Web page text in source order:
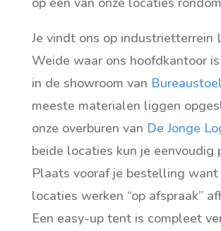
Je vindt ons op industrietterrein
Weide waar ons hoofdkantoor
in de showroom van
meeste materialen liggen
onze overburen van De Jonge
beide locaties kun je eenvoudig
Plaats vooraf je bestelling want
locaties werken “op afspraak”
Een easy-up tent is compleet